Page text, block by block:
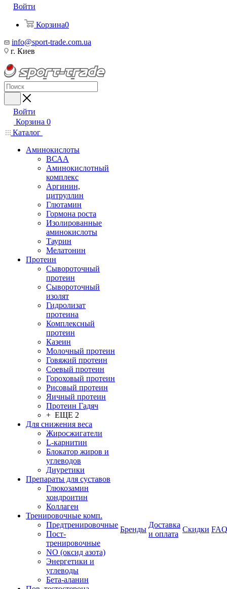
Войти
Корзина0
info@sport-trade.com.ua
г. Киев
Войти
Корзина 0
Каталог
Аминокислоты
ВСАА
Аминокислотный
комплекс
Аргинин,
цитруллин
Глютамин
Гормона роста
Изолированные
аминокислоты
Таурин
Мелатонин
Протеин
Сывороточный
протеин
Сывороточный
изолят
Гидролизат
протеина
Комплексный
протеин
Казеин
Молочный протеин
Говяжий протеин
Соевый протеин
Гороховый протеин
Рисовый протеин
Яичный протеин
Протеин Гадяч
+ ЕЩЕ 2
Для снижения веса
Жиросжигатели
L-карнитин
Блокатор жиров и
углеводов
Диуретики
Препараты для суставов
Глюкозамин
хондроитин
Коллаген
Тренировочные комп.
Предтренировочные
Пост-
тренировочные
NO (оксид азота)
Энергетики и
углеводы
Бета-аланин
Бренды
Доставка
и оплата
Скидки FAQ